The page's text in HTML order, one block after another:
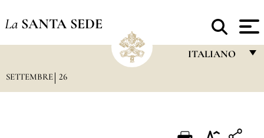
La SANTA SEDE
ITALIANO
SETTEMBRE 26